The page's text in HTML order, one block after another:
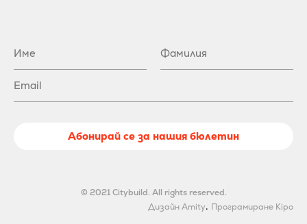
Абонирай се за нашия бюлетин
© 2021 Citybuild. All rights reserved.
Дизайн Amity. Програмиране Kipo